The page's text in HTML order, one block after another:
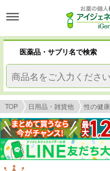
医薬品・サプリ名で検索
TOP 日用品・雑貨他 性の健康